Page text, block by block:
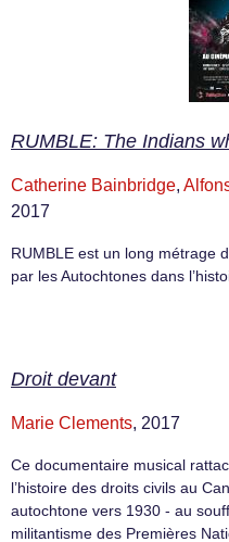
RUMBLE: The Indians
Catherine Bainbridge,
2017
RUMBLE est un long métrage
par les Autochtones dans
Droit devant
Marie Clements, 2017
Ce documentaire musical
l’histoire des droits civils au
autochtone vers 1930 - au
militantisme des Premières